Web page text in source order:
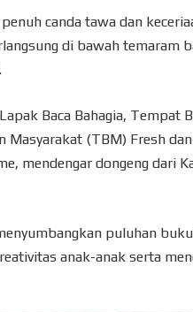
canda tawa dan
di bawah temaram
Baca Bahagia, Tempat
Masyarakat (TBM) Fresh
mendengar dongeng dari
puluhan
anak-anak serta